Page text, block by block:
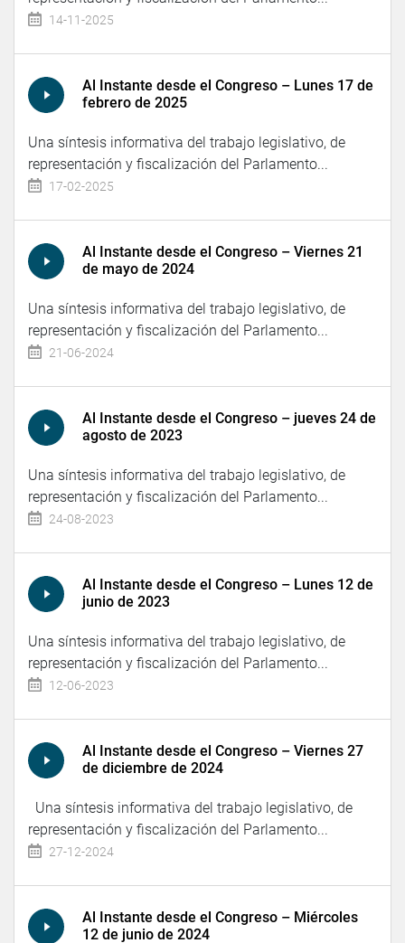
14-11-2025
Al Instante desde el Congreso – Lunes 17 de
febrero de 2025
Una síntesis informativa del trabajo legislativo, de
representación y fiscalización del Parlamento...
17-02-2025
Al Instante desde el Congreso – Viernes 21
de mayo de 2024
Una síntesis informativa del trabajo legislativo, de
representación y fiscalización del Parlamento...
21-06-2024
Al Instante desde el Congreso – jueves 24 de
agosto de 2023
Una síntesis informativa del trabajo legislativo, de
representación y fiscalización del Parlamento...
24-08-2023
Al Instante desde el Congreso – Lunes 12 de
junio de 2023
Una síntesis informativa del trabajo legislativo, de
representación y fiscalización del Parlamento...
12-06-2023
Al Instante desde el Congreso – Viernes 27
de diciembre de 2024
Una síntesis informativa del trabajo legislativo, de
representación y fiscalización del Parlamento...
27-12-2024
Al Instante desde el Congreso – Miércoles
12 de junio de 2024